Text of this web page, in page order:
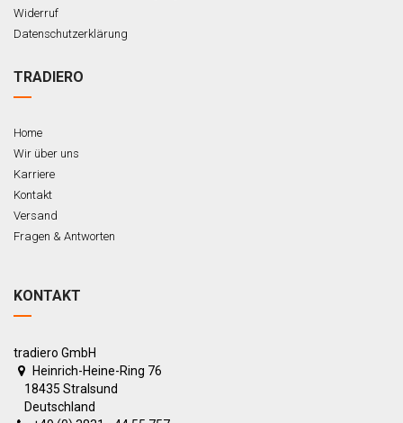
Widerruf
Datenschutzerklärung
TRADIERO
Home
Wir über uns
Karriere
Kontakt
Versand
Fragen & Antworten
KONTAKT
tradiero GmbH
Heinrich-Heine-Ring 76
18435 Stralsund
Deutschland